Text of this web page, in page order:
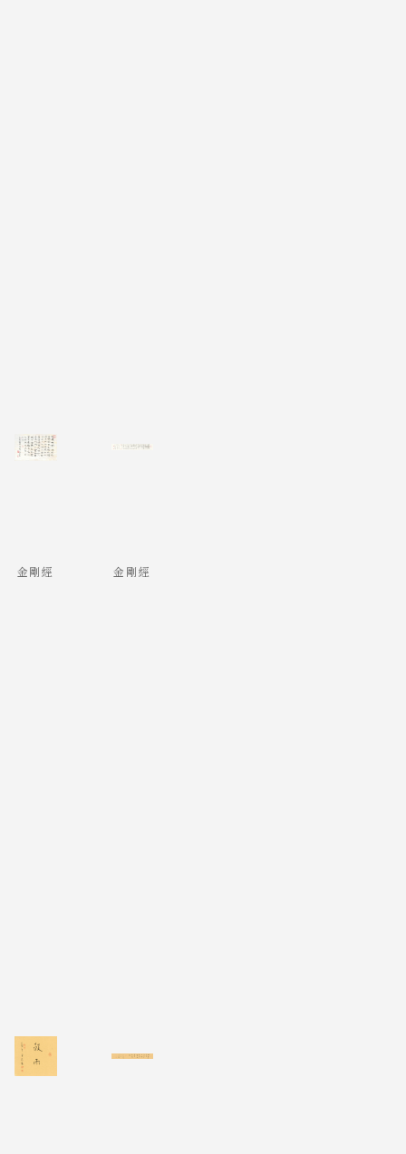
金剛經 金剛經